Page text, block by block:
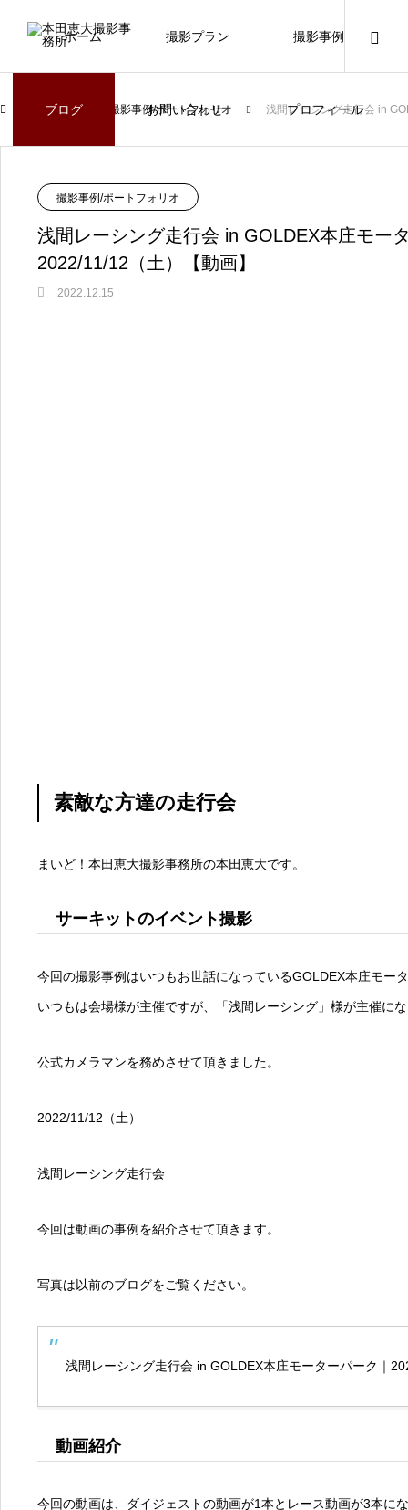
ホーム 撮影プラン 撮影事例
ブログ お問い合わせ プロフィール
ブログ 撮影事例/ポートフォリオ 浅間レーシング走行会 in
撮影事例/ポートフォリオ
浅間レーシング走行会 in GOLDEX本庄モー
2022/11/12（土）【動画】
2022.12.15
素敵な方達の走行会
まいど！本田恵大撮影事務所の本田恵大です。
サーキットのイベント撮影
今回の撮影事例はいつもお世話になっているGOLDEX本庄モー
いつもは会場様が主催ですが、「浅間レーシング」様が主催に
公式カメラマンを務めさせて頂きました。
2022/11/12（土）
浅間レーシング走行会
今回は動画の事例を紹介させて頂きます。
写真は以前のブログをご覧ください。
浅間レーシング走行会 in GOLDEX本庄モーターパーク｜
動画紹介
今回の動画は、ダイジェストの動画が1本とレース動画が3本に